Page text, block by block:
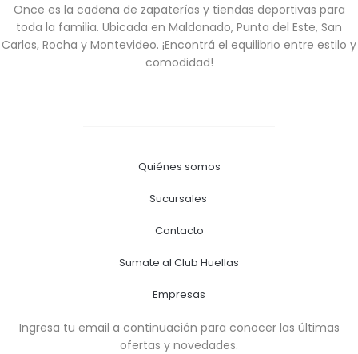
Once es la cadena de zapaterías y tiendas deportivas para
toda la familia. Ubicada en Maldonado, Punta del Este, San
Carlos, Rocha y Montevideo. ¡Encontrá el equilibrio entre estilo y
comodidad!
Quiénes somos
Sucursales
Contacto
Sumate al Club Huellas
Empresas
Ingresa tu email a continuación para conocer las últimas
ofertas y novedades.